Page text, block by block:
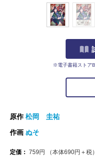
※電子書籍ストア
原作松岡 圭祐
作画 ぬそ
定価： 759 円 （本体690円＋税）